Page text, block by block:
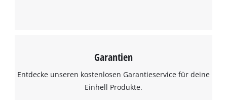
Garantien
Entdecke unseren kostenlosen Garantieservice für deine
Einhell Produkte.